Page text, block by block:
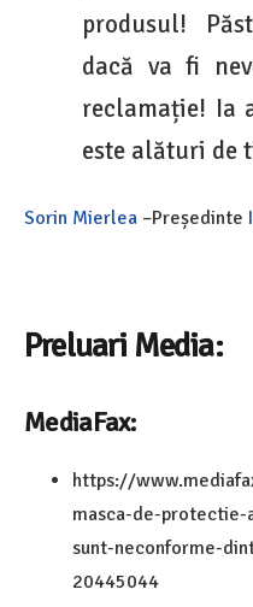
produsul!
dacă va fi
reclamație! Ia
este alături de
Sorin Mierlea –Președinte
Preluari Media:
MediaFax:
https://
masca-de-
sunt-neconforme-
20445044